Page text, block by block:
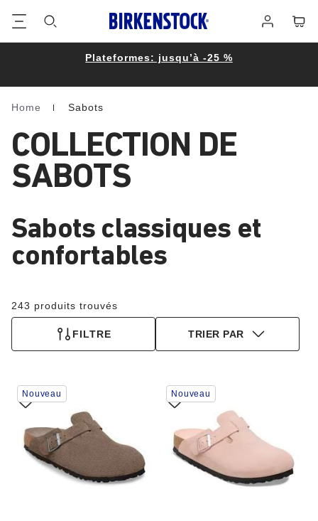
connecter
Plateformes: jusqu’à -25 %
Homepage
Home Sabots
COLLECTION DE
SABOTS
Sabots classiques et
confortables
243 produits trouvés
FILTRE TRIER PAR
Cliquer
sur
les
échantillons
de
couleurs
modifiera
Nouveau
Cliquer
sur
les
échantillons
couleurs
modifiera
Nouveau